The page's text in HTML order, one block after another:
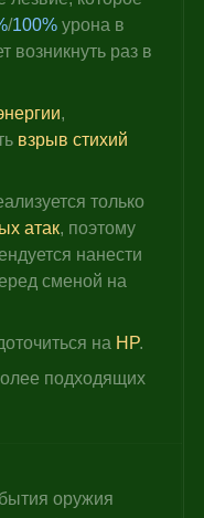
/100% урона в
раз в
,
взрыв стихий
только
атак, поэтому
нанести
сменой на
на HP.
подходящих
оружия